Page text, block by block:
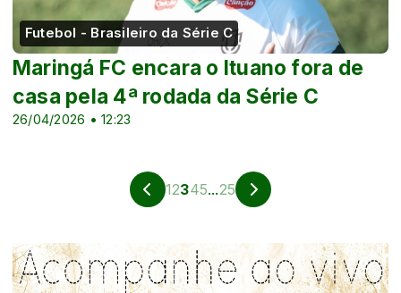
Futebol - Brasileiro da Série C
26/04/2026 • 12:23
Maringá FC encara o Ituano fora de
casa pela 4ª rodada da Série C
12345...25